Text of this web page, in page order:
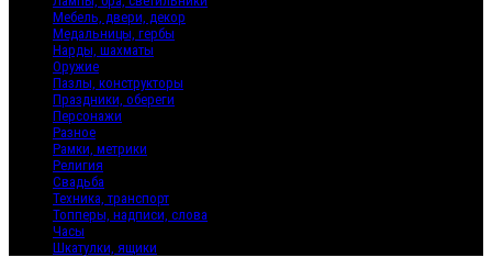
Мебель, двери, декор
Медальницы, гербы
Нарды, шахматы
Оружие
Пазлы, конструкторы
Праздники, обереги
Персонажи
Разное
Рамки, метрики
Религия
Свадьба
Техника, транспорт
Топперы, надписи, слова
Часы
Шкатулки, ящики